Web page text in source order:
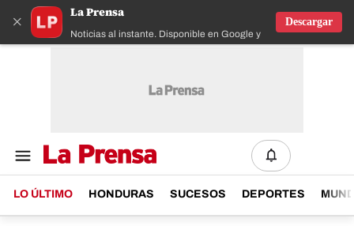
×
La Prensa
Noticias al instante. Disponible en Google y IOS
Descargar
LO ÚLTIMO HONDURAS SUCESOS DEPORTES